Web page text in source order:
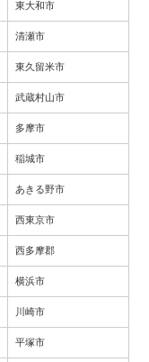
東大和市
清瀬市
東久留米市
武蔵村山市
多摩市
稲城市
あきる野市
西東京市
西多摩郡
横浜市
川崎市
平塚市